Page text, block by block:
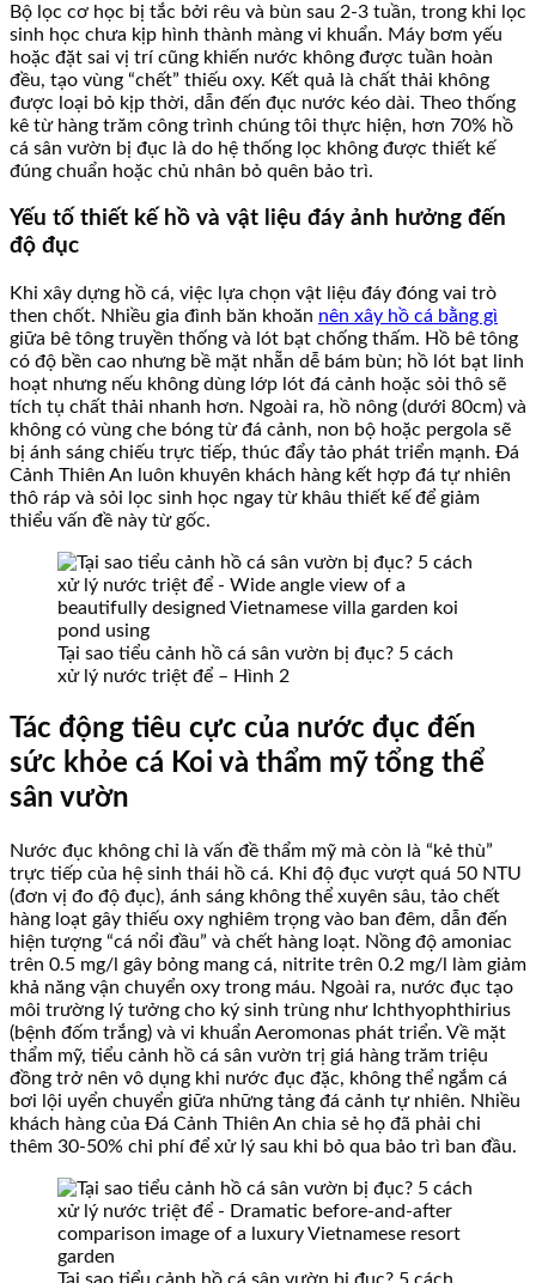
Bộ lọc cơ học bị tắc bởi rêu và bùn sau 2-3 tuần, trong khi lọc
sinh học chưa kịp hình thành màng vi khuẩn. Máy bơm yếu
hoặc đặt sai vị trí cũng khiến nước không được tuần hoàn
đều, tạo vùng “chết” thiếu oxy. Kết quả là chất thải không
được loại bỏ kịp thời, dẫn đến đục nước kéo dài. Theo thống
kê từ hàng trăm công trình chúng tôi thực hiện, hơn 70% hồ
cá sân vườn bị đục là do hệ thống lọc không được thiết kế
đúng chuẩn hoặc chủ nhân bỏ quên bảo trì.
Yếu tố thiết kế hồ và vật liệu đáy ảnh hưởng đến
độ đục
Khi xây dựng hồ cá, việc lựa chọn vật liệu đáy đóng vai trò
then chốt. Nhiều gia đình băn khoăn nên xây hồ cá bằng gì
giữa bê tông truyền thống và lót bạt chống thấm. Hồ bê tông
có độ bền cao nhưng bề mặt nhẵn dễ bám bùn; hồ lót bạt linh
hoạt nhưng nếu không dùng lớp lót đá cảnh hoặc sỏi thô sẽ
tích tụ chất thải nhanh hơn. Ngoài ra, hồ nông (dưới 80cm) và
không có vùng che bóng từ đá cảnh, non bộ hoặc pergola sẽ
bị ánh sáng chiếu trực tiếp, thúc đẩy tảo phát triển mạnh. Đá
Cảnh Thiên An luôn khuyên khách hàng kết hợp đá tự nhiên
thô ráp và sỏi lọc sinh học ngay từ khâu thiết kế để giảm
thiểu vấn đề này từ gốc.
Tại sao tiểu cảnh hồ cá sân vườn bị đục? 5 cách
xử lý nước triệt để – Hình 2
Tác động tiêu cực của nước đục đến
sức khỏe cá Koi và thẩm mỹ tổng thể
sân vườn
Nước đục không chỉ là vấn đề thẩm mỹ mà còn là “kẻ thù”
trực tiếp của hệ sinh thái hồ cá. Khi độ đục vượt quá 50 NTU
(đơn vị đo độ đục), ánh sáng không thể xuyên sâu, tảo chết
hàng loạt gây thiếu oxy nghiêm trọng vào ban đêm, dẫn đến
hiện tượng “cá nổi đầu” và chết hàng loạt. Nồng độ amoniac
trên 0.5 mg/l gây bỏng mang cá, nitrite trên 0.2 mg/l làm giảm
khả năng vận chuyển oxy trong máu. Ngoài ra, nước đục tạo
môi trường lý tưởng cho ký sinh trùng như Ichthyophthirius
(bệnh đốm trắng) và vi khuẩn Aeromonas phát triển. Về mặt
thẩm mỹ, tiểu cảnh hồ cá sân vườn trị giá hàng trăm triệu
đồng trở nên vô dụng khi nước đục đặc, không thể ngắm cá
bơi lội uyển chuyển giữa những tảng đá cảnh tự nhiên. Nhiều
khách hàng của Đá Cảnh Thiên An chia sẻ họ đã phải chi
thêm 30-50% chi phí để xử lý sau khi bỏ qua bảo trì ban đầu.